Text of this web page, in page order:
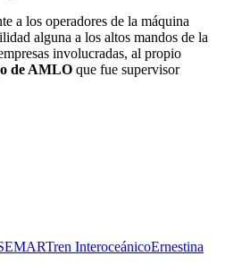
a los operadores de la máquina
alguna a los altos mandos de la
involucradas, al propio
de AMLO que fue supervisor
Tren InteroceánicoErnestina